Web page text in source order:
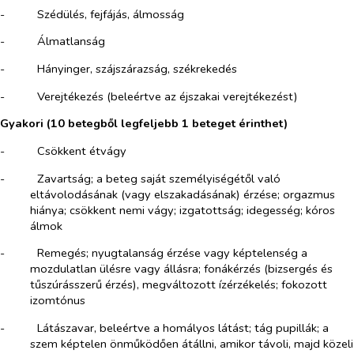
-​
Szédülés, fejfájás, álmosság
-​
Álmatlanság
-​
Hányinger, szájszárazság, székrekedés
-​
Verejtékezés (beleértve az éjszakai verejtékezést)
Gyakori (10 betegből legfeljebb 1 beteget érinthet)
-​
Csökkent étvágy
-​
Zavartság; a beteg saját személyiségétől való
eltávolodásának (vagy elszakadásának) érzése; orgazmus
hiánya; csökkent nemi vágy; izgatottság; idegesség; kóros
álmok
-​
Remegés; nyugtalanság érzése vagy képtelenség a
mozdulatlan ülésre vagy állásra; fonákérzés (bizsergés és
tűszúrásszerű érzés), megváltozott ízérzékelés; fokozott
izomtónus
-​
Látászavar, beleértve a homályos látást; tág pupillák; a
szem képtelen önműködően átállni, amikor távoli, majd közeli